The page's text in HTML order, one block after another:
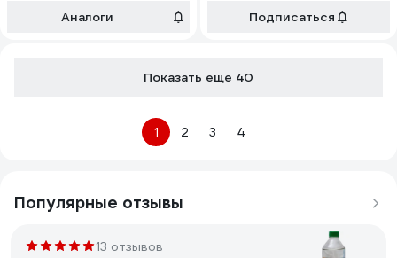
Аналоги Подписаться
Показать еще 40
1 2 3 4
Популярные отзывы
13 отзывов